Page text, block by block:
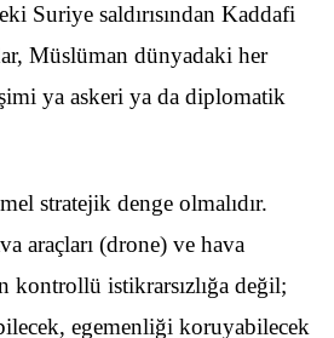
Suriye saldırısından Kaddafi
Müslüman dünyadaki her
ya askeri ya da diplomatik
stratejik denge olmalıdır.
araçları (drone) ve hava
kontrollü istikrarsızlığa değil;
egemenliği koruyabilecek